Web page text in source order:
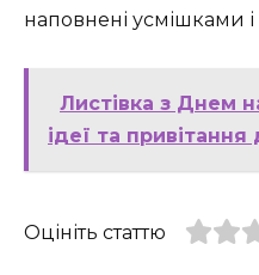
наповнені усмішками
Листівка з Днем
ідеї та привітання
Оцініть статтю